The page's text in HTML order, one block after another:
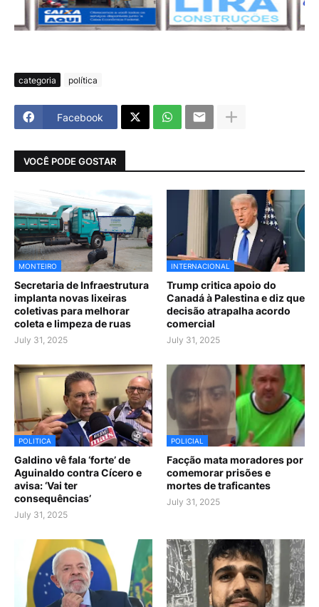
categoria política
Facebook
VOCÊ PODE GOSTAR
MONTEIRO
Secretaria de Infraestrutura
implanta novas lixeiras
coletivas para melhorar
coleta e limpeza de ruas
July 31, 2025
INTERNACIONAL
Trump critica apoio do
Canadá à Palestina e diz que
decisão atrapalha acordo
comercial
July 31, 2025
POLITICA
Galdino vê fala ‘forte’ de
Aguinaldo contra Cícero e
avisa: ‘Vai ter
consequências’
July 31, 2025
POLICIAL
Facção mata moradores por
comemorar prisões e
mortes de traficantes
July 31, 2025